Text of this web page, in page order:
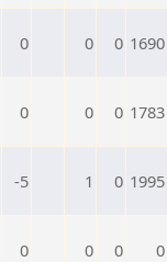
0 0 0 1690
0 0 0 1783
-5 1 0 1995
0 0 0 0